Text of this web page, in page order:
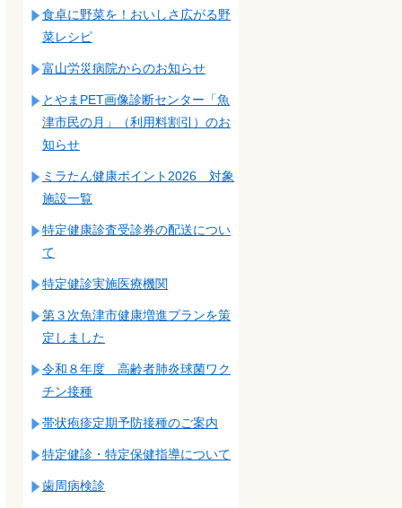
食卓に野菜を！おいしさ広がる野
菜レシピ
富山労災病院からのお知らせ
とやまPET画像診断センター「魚
津市民の月」（利用料割引）のお
知らせ
ミラたん健康ポイント2026 対象
施設一覧
特定健康診査受診券の配送につい
て
特定健診実施医療機関
第３次魚津市健康増進プランを策
定しました
令和８年度 高齢者肺炎球菌ワク
チン接種
帯状疱疹定期予防接種のご案内
特定健診・特定保健指導について
歯周病検診